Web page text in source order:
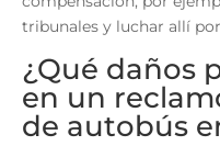
tribunales y luchar allí
¿Qué daños
en un
de autobús